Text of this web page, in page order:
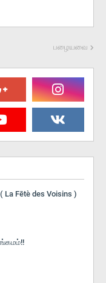
பழையவை
Fētè des Voisins )